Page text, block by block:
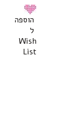
הוספה
ל
Wish
List